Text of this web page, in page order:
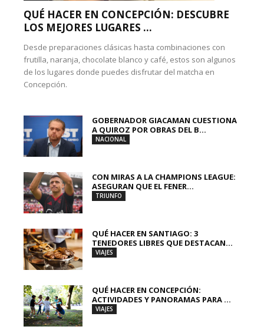
QUÉ HACER EN CONCEPCIÓN: DESCUBRE
LOS MEJORES LUGARES ...
Desde preparaciones clásicas hasta combinaciones con
frutilla, naranja, chocolate blanco y café, estos son algunos
de los lugares donde puedes disfrutar del matcha en
Concepción.
GOBERNADOR GIACAMAN CUESTIONA
A QUIROZ POR OBRAS DEL B...
NACIONAL
CON MIRAS A LA CHAMPIONS LEAGUE:
ASEGURAN QUE EL FENER...
TRIUNFO
QUÉ HACER EN SANTIAGO: 3
TENEDORES LIBRES QUE DESTACAN...
VIAJES
QUÉ HACER EN CONCEPCIÓN:
ACTIVIDADES Y PANORAMAS PARA ...
VIAJES